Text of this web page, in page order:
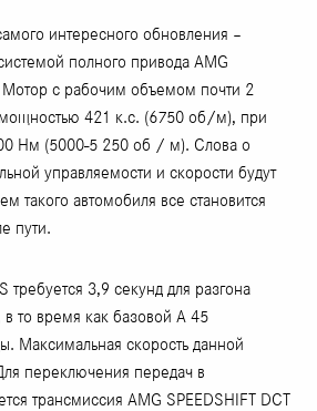
интересного обновления –
полного привода AMG
с рабочим объемом почти 2
мощностью 421 к.с. (6750 об/м), при
Нм (5000-5 250 об / м). Слова о
управляемости и скорости будут
такого автомобиля все становится
пути.
3,9 секунд для разгона
то время как базовой А 45
Максимальная скорость данной
переключения передач в
трансмиссия AMG SPEEDSHIFT DCT